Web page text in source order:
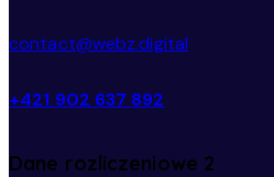
contact@webz.digital
+421 902 637 892
Dane rozliczeniowe 2